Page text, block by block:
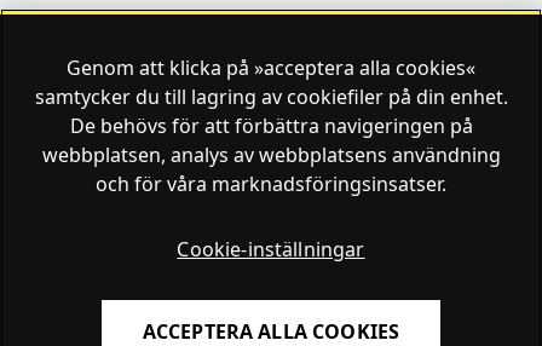
Finansliv ägs av Finansliv Sverige AB, 556784-8741.
Finansliv producerades av Tidningen Journalisten AB
Genom att klicka på »acceptera alla cookies«
samtycker du till lagring av cookiefiler på din enhet.
De behövs för att förbättra navigeringen på
webbplatsen, analys av webbplatsens användning
och för våra marknadsföringsinsatser.
Cookie-inställningar
ACCEPTERA ALLA COOKIES